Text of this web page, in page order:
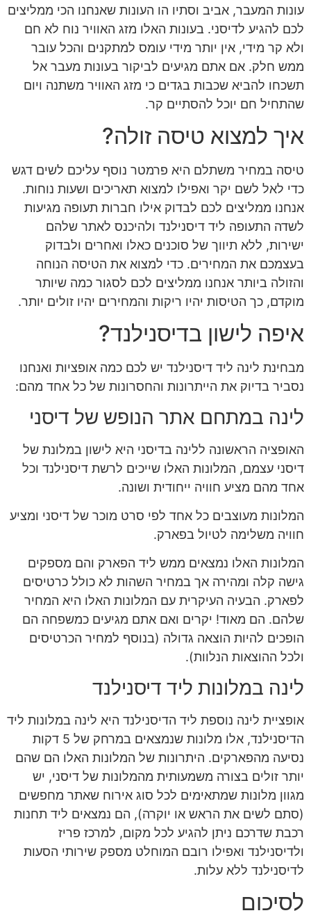
עונות המעבר, אביב וסתיו הו העונות שאנחנו הכי ממליצים
לכם להגיע לדיסני. בעונות האלו מזג האוויר נוח לא חם
ולא קר מידי, אין יותר מידי עומס למתקנים והכל עובר
ממש חלק. אם אתם מגיעים לביקור בעונות מעבר אל
תשכחו להביא שכבות בגדים כי מזג האוויר משתנה ויום
שהתחיל חם יוכל להסתיים קר.
איך למצוא טיסה זולה?
טיסה במחיר משתלם היא פרמטר נוסף עליכם לשים דגש
כדי לאל לשם יקר ואפילו למצוא תאריכים ושעות נוחות.
אנחנו ממליצים לכם לבדוק אילו חברות תעופה מגיעות
לשדה התעופה ליד דיסנילנד ולהיכנס לאתר שלהם
ישירות, ללא תיווך של סוכנים כאלו ואחרים ולבדוק
בעצמכם את המחירים. כדי למצוא את הטיסה הנוחה
והזולה ביותר אנחנו ממליצים לכם לסגור כמה שיותר
מוקדם, כך הטיסות יהיו ריקות והמחירים יהיו זולים יותר.
איפה לישון בדיסנילנד?
מבחינת לינה ליד דיסנילנד יש לכם כמה אופציות ואנחנו
נסביר בדיוק את הייתרונות והחסרונות של כל אחד מהם:
לינה במתחם אתר הנופש של דיסני
האופציה הראשונה ללינה בדיסני היא לישון במלונת של
דיסני עצמם, המלונות האלו שייכים לרשת דיסנילנד וכל
אחד מהם מציע חוויה ייחודית ושונה.
המלונות מעוצבים כל אחד לפי סרט מוכר של דיסני ומציע
חוויה משלימה לטיול בפארק.
המלונות האלו נמצאים ממש ליד הפארק והם מספקים
גישה קלה ומהירה אך במחיר השהות לא כולל כרטיסים
לפארק. הבעיה העיקרית עם המלונות האלו היא המחיר
שלהם. הם מאוד! יקרים ואם אתם מגיעים כמשפחה הם
הופכים להיות הוצאה גדולה (בנוסף למחיר הכרטיסים
ולכל ההוצאות הנלוות).
לינה במלונות ליד דיסנילנד
אופציית לינה נוספת ליד הדיסנילנד היא לינה במלונות ליד
הדיסנילנד, אלו מלונות שנמצאים במרחק של 5 דקות
נסיעה מהפארקים. היתרונות של המלונות האלו הם שהם
יותר זולים בצורה משמעותית מהמלונות של דיסני, יש
מגוון מלונות שמתאימים לכל סוג אירוח שאתר מחפשים
(סתם לשים את הראש או יוקרה), הם נמצאים ליד תחנות
רכבת שדרכם ניתן להגיע לכל מקום, למרכז פריז
ולדיסנילנד ואפילו רובם המוחלט מספק שירותי הסעות
לדיסנילנד ללא עלות.
לסיכום